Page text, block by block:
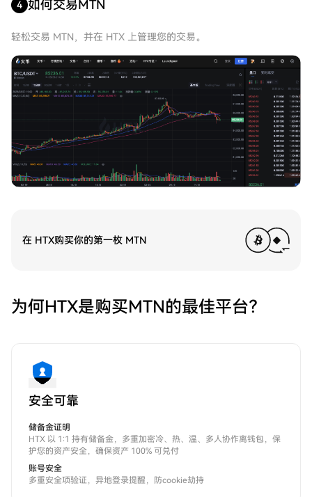
4 如何交易MTN
轻松交易 MTN，并在 HTX 上管理您的交易。
在 HTX购买你的第一枚 MTN
为何HTX是购买MTN的最佳平台？
安全可靠
储备金证明
HTX 以 1:1 持有储备金，多重加密冷、热、温、多人协作离钱包，保
护您的资产安全，确保资产 100% 可兑付
账号安全
多重安全项验证，异地登录提醒，防cookie劫持